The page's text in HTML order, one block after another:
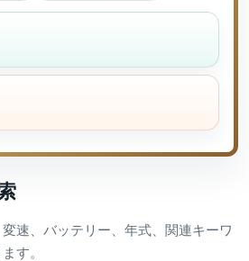
速、バッテリー、年式、関連キーワ
す。